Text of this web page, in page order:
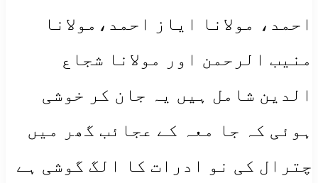
احمد، مولانا ایاز احمد،مولانا
منیب الرحمن اور مولانا شجاع
الدین شامل ہیں یہ جان کر خوشی
ہوئی کہ جا معہ کے عجائب گھر میں
چترال کی نو ادرات کا الگ گوشی ہے